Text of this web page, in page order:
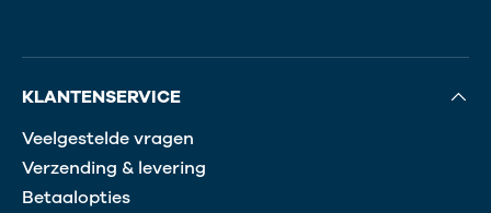
KLANTENSERVICE
Veelgestelde vragen
Verzending & levering
Betaalopties